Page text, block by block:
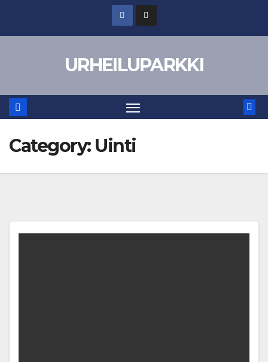
URHEILUPARKKI
Category: Uinti